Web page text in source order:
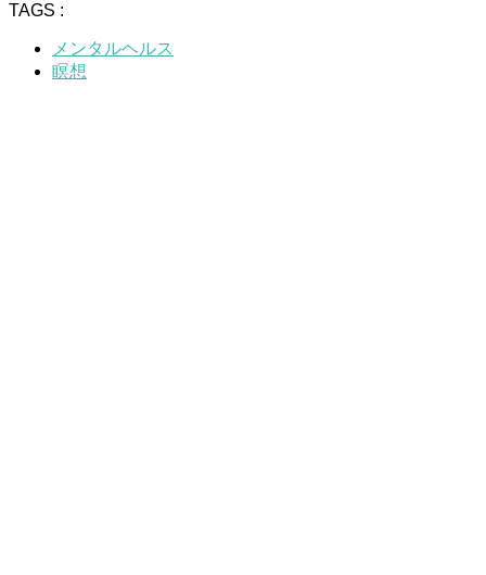
TAGS :
メンタルヘルス
瞑想